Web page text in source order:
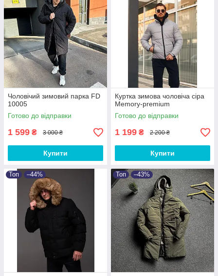
Чоловічий зимовий парка FD
10005
Готово до відправки
1 599 ₴ 3 000 ₴
Купити
Куртка зимова чоловіча сіра
Memory-premium
Готово до відправки
1 199 ₴ 2 200 ₴
Купити
Топ –44% Топ –43%